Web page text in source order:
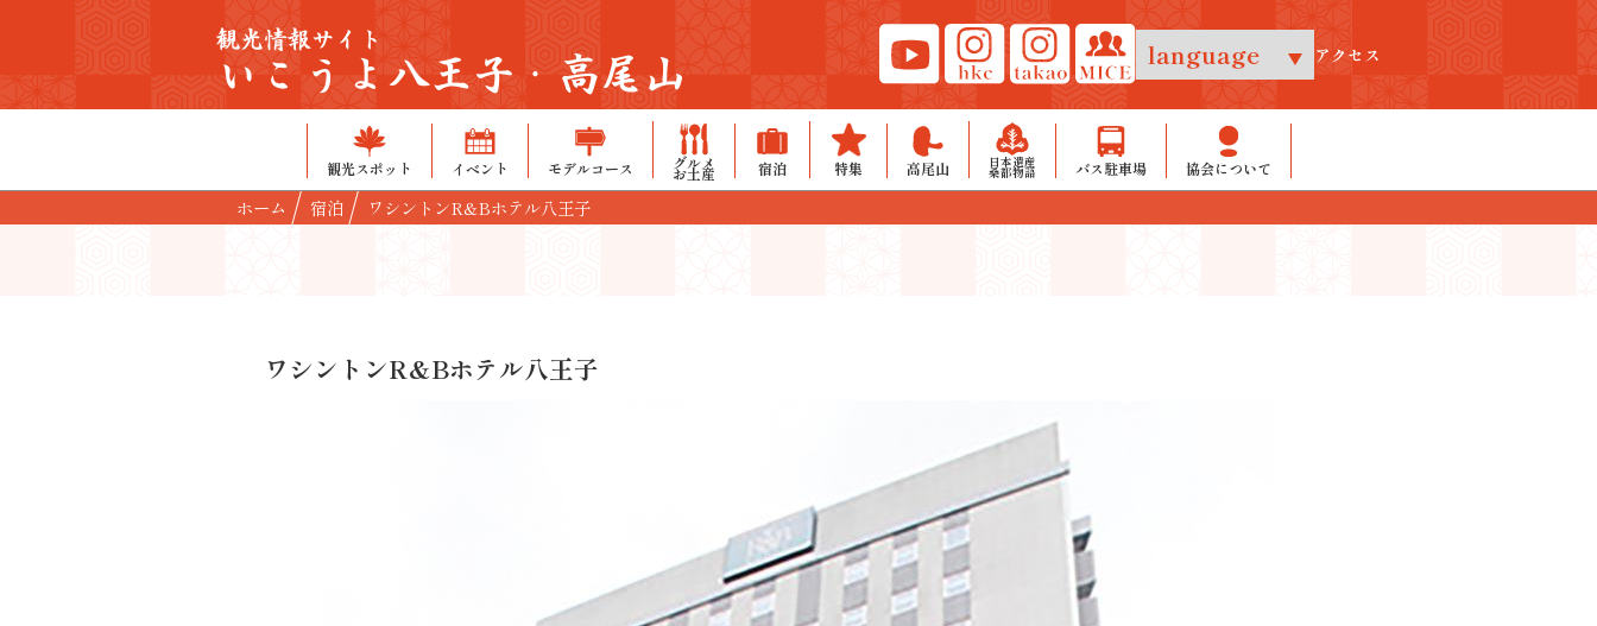
観光情報サイト
いこうよ八王子・高尾山
アクセス
観光スポット イベント モデルコース グルメ
お土産 宿泊 特集 高尾山 日本遺産
桑都物語 バス駐車場 協会について
ホーム 宿泊 ワシントンR&Bホテル八王子
ワシントンR&Bホテル八王子